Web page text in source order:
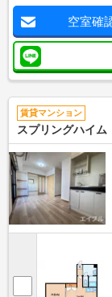
空室確
賃貸マンション
スプリングハイム